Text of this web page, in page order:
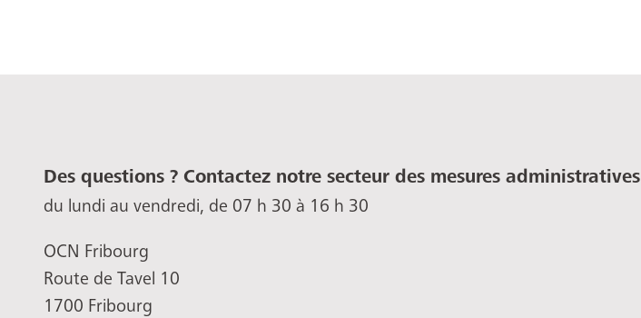
Des questions ? Contactez notre secteur des mesures administratives
du lundi au vendredi, de 07 h 30 à 16 h 30
OCN Fribourg
Route de Tavel 10
1700 Fribourg